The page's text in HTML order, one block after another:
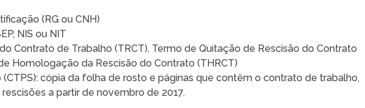
(RG ou CNH)
NIS ou NIT
Contrato de Trabalho (TRCT), Termo de Quitação de Rescisão do Contrato
Homologação da Rescisão do Contrato (THRCT)
(CTPS): cópia da folha de rosto e páginas que contêm o contrato de trabalho,
a partir de novembro de 2017.